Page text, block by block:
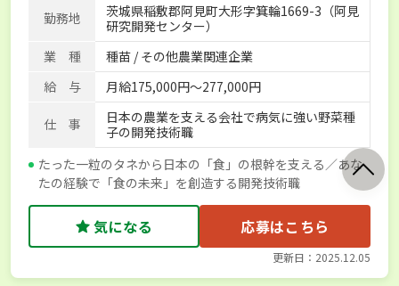
勤務地
茨城県稲敷郡阿見町大形字箕輪1669-3（阿見
研究開発センター）
業 種
種苗 / その他農業関連企業
給 与
月給175,000円〜277,000円
仕 事
日本の農業を支える会社で病気に強い野菜種
子の開発技術職
たった一粒のタネから日本の「食」の根幹を支える／あな
たの経験で「食の未来」を創造する開発技術職
気になる 応募はこちら
更新日：2025.12.05